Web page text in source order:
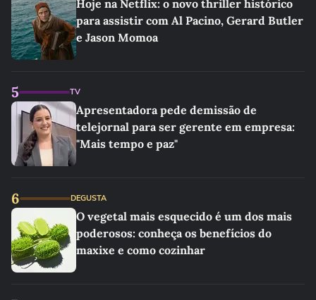
Hoje na Netflix: o novo thriller histórico
para assistir com Al Pacino, Gerard Butler
e Jason Momoa
5 TV
Apresentadora pede demissão de
telejornal para ser gerente em empresa:
"Mais tempo e paz"
6 DEGUSTA
O vegetal mais esquecido é um dos mais
poderosos: conheça os benefícios do
maxixe e como cozinhar